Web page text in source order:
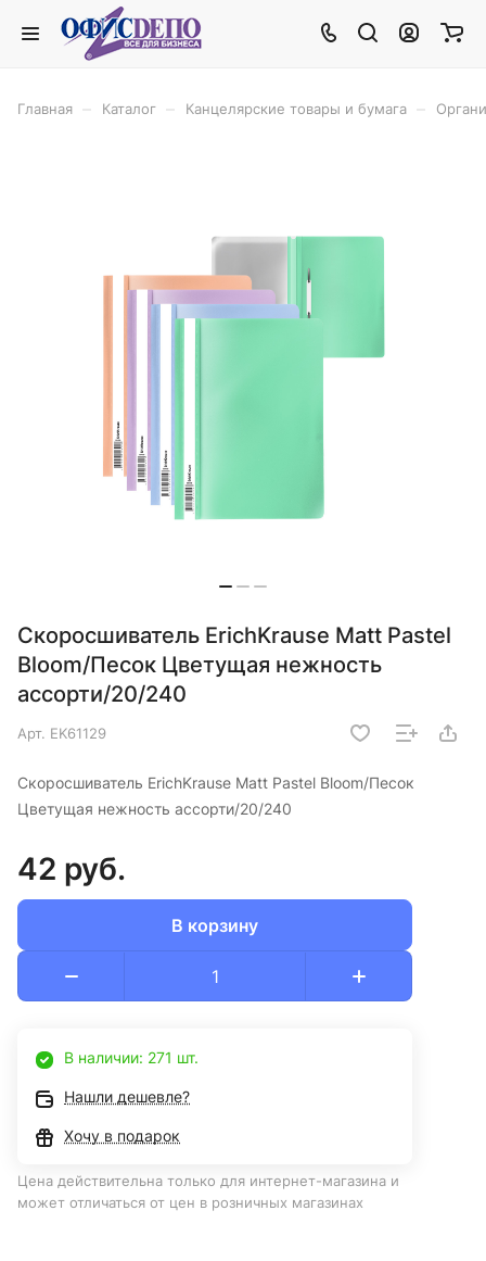
Главная Каталог Канцелярские товары и бумага
Скоросшиватель ErichKrause Matt Pastel
Bloom/Песок Цветущая нежность
ассорти/20/240
Арт. EK61129
Скоросшиватель ErichKrause Matt Pastel Bloom/Песок
Цветущая нежность ассорти/20/240
42 руб.
В корзину
В наличии: 271 шт.
Нашли дешевле?
Хочу в подарок
Цена действительна только для интернет-магазина и
может отличаться от цен в розничных магазинах